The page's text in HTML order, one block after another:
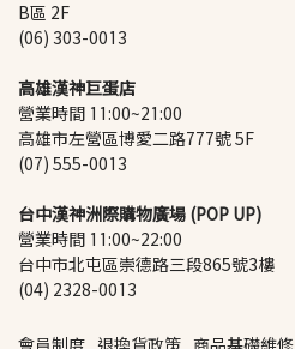
B區 2F
(06) 303-0013
高雄漢神巨蛋店
營業時間 11:00~21:00
高雄市左營區博愛二路777號 5F
(07) 555-0013
台中漢神洲際購物廣場 (POP UP)
營業時間 11:00~22:00
台中市北屯區崇德路三段865號3樓
(04) 2328-0013
會員制度 退換貨政策 商品基礎維修